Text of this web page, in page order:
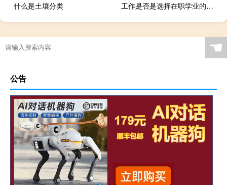
什么是土壤分类
工作是否是选择在职学业的一个障碍
☚
公告